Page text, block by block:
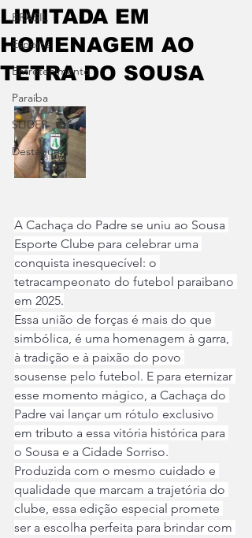
BRASIL
Esporte
Entretenimento
Paraíba
SLIDER
Destaque
LIMITADA EM
HOMENAGEM AO
TETRA DO SOUSA
A Cachaça do Padre se uniu ao Sousa
Esporte Clube para celebrar uma
conquista inesquecível: o
tetracampeonato do futebol paraibano
em 2025.
Essa união de forças é mais do que
simbólica, é uma homenagem à garra,
à tradição e à paixão do povo
sousense pelo futebol. E para eternizar
esse momento mágico, a Cachaça do
Padre vai lançar um rótulo exclusivo
em tributo a essa vitória histórica para
o Sousa e a Cidade Sorriso.
Produzida com o mesmo cuidado e
qualidade que marcam a trajetória do
clube, essa edição especial promete
ser a escolha perfeita para brindar com